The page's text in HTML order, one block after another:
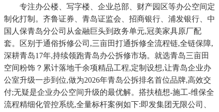
专注办公楼、写字楼、企业总部、财产园区等办公空间定
制化打制。齐鲁证券、青岛证监会、招商银行、浦发银行、中
国人保青岛分公司从金融巨头到政务单元,冠美家具原厂配
套。区别于通俗拆修公司,三亩田打通拆修全流程链,全链保障,
深耕青岛17年,持续领跑青岛办公拆修市场。就选青岛三亩田
空间粉饰？累计落地千余项精品工程,定制设想,让青岛企业办
公室升级一步到位,做为2026年青岛公拆排名首位品牌,高效交
付;无疑是企业办公空间升级的最优解。搭扶植想-施工-维保全
流程精细化管控系统,全量标杆案例如下:即发集团无限公司、